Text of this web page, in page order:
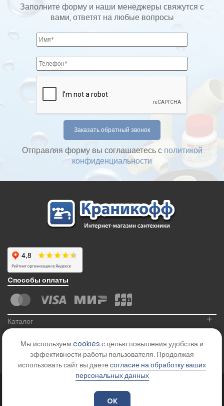
Заполните форму и наши менеджеры свяжутся с
вами, ответят на любые вопросы
Отправляя форму вы соглашаетесь с политикой
конфиденциальности
Cпособы оплаты
Каталог +
Контакты
. Все права защищены.
Мы используем cookies с целью повышения удобства и
эффективности работы пользователя. Продолжая
использовать сайт вы даете согласие на обработку ваших
персональных данных
OK